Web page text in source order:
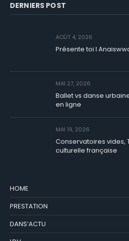
DERNIERS POST
AOÛT 4, 2026
Présente toi I
MAI 27, 2026
Ballet vs danse
en ligne
MAI 19, 2026
Conservatoires vides,
culturelle française
HOME
PRESTATION
DANS’ACTU